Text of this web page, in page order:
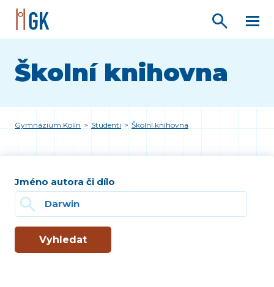
Školní knihovna
Gymnázium Kolín > Studenti > Školní knihovna
Jméno autora či dílo
Vyhledat